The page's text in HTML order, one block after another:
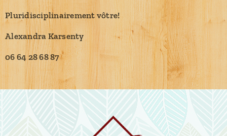
Pluridisciplinairement vôtre!
Alexandra Karsenty
06 64 28 68 87